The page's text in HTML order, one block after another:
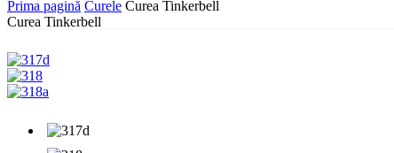
Prima pagină Curele Curea Tinkerbell
Curea Tinkerbell